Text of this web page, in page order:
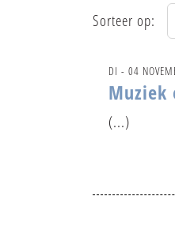
Sorteer op:
DI - 04
Muziek
(...)